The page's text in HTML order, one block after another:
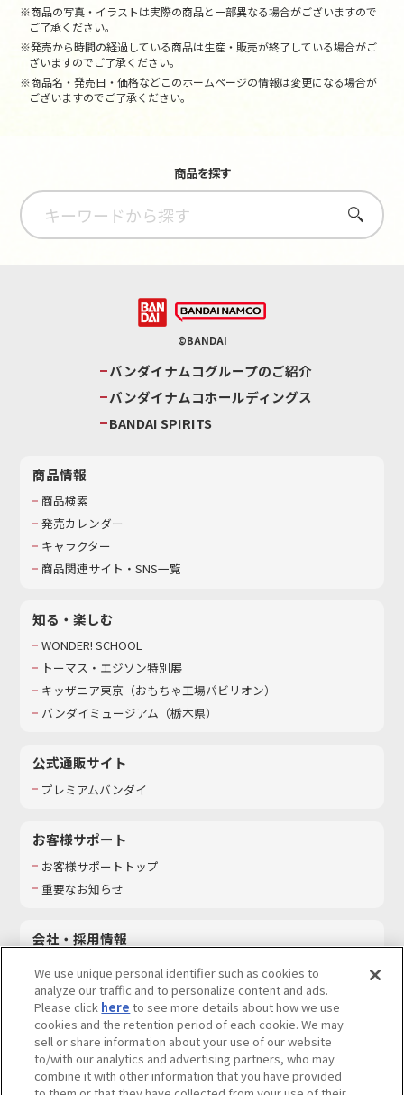
※商品の写真・イラストは実際の商品と一部異なる場合がございますので
ご了承ください。
※発売から時間の経過している商品は生産・販売が終了している場合がご
ざいますのでご了承ください。
※商品名・発売日・価格などこのホームページの情報は変更になる場合が
ございますのでご了承ください。
商品を探す
さがす
©BANDAI
バンダイナムコグループのご紹介
バンダイナムコホールディングス
BANDAI SPIRITS
商品情報
商品検索
発売カレンダー
キャラクター
商品関連サイト・SNS一覧
知る・楽しむ
WONDER! SCHOOL
トーマス・エジソン特別展
キッザニア東京（おもちゃ工場パビリオン）​
バンダイミュージアム（栃木県）
公式通販サイト
プレミアムバンダイ
お客様サポート
お客様サポートトップ
重要なお知らせ
会社・採用情報
採用情報
サステナビリティ
お問い合わせ
We use unique personal identifier such as cookies to
analyze our traffic and to personalize content and ads.
Please click here to see more details about how we use
cookies and the retention period of each cookie. We may
sell or share information about your use of our website
to/with our analytics and advertising partners, who may
combine it with other information that you have provided